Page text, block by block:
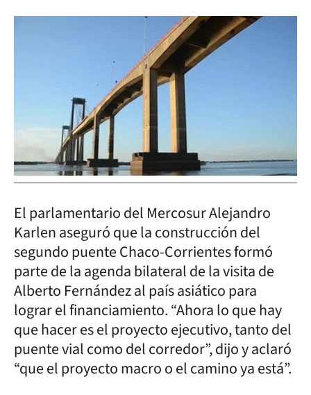
El parlamentario del Mercosur Alejandro
Karlen aseguró que la construcción del
segundo puente Chaco-Corrientes formó
parte de la agenda bilateral de la visita de
Alberto Fernández al país asiático para
lograr el financiamiento. “Ahora lo que hay
que hacer es el proyecto ejecutivo, tanto del
puente vial como del corredor”, dijo y aclaró
“que el proyecto macro o el camino ya está”.